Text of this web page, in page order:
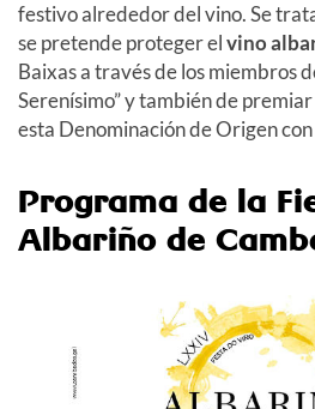
festivo alrededor del vino. Se
se pretende proteger elvino
Baixas a través de los miembros
Serenísimo” y también de
esta Denominación de Origen
Programa de la
Albariño de